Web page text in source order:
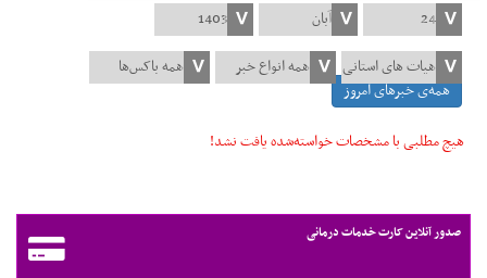
همه‌ی خبرهای امروز
هیچ مطلبی با مشخصات خواسته‌شده یافت نشد!
صدور آنلاین کارت خدمات درمانی